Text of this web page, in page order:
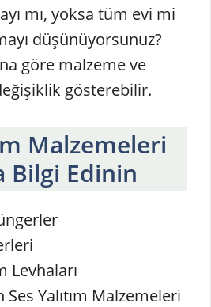
mı, yoksa tüm evi mi
düşünüyorsunuz?
göre malzeme ve
gösterebilir.
Malzemeleri
Bilgi Edinin
Levhaları
Yalıtım Malzemeleri